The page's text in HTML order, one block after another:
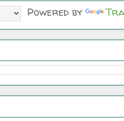
Powered by